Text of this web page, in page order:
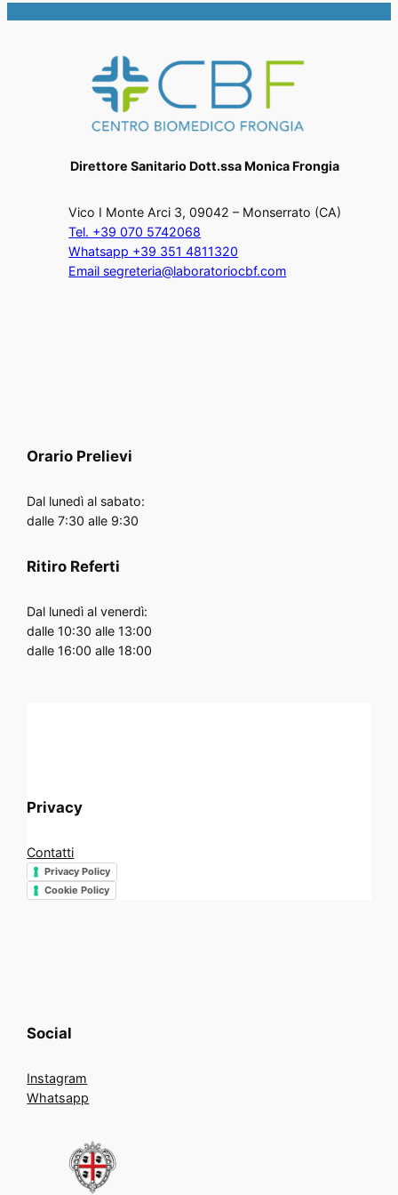
Direttore Sanitario Dott.ssa Monica Frongia
Vico I Monte Arci 3, 09042 – Monserrato (CA)
Tel. +39 070 5742068
Whatsapp +39 351 4811320
Email segreteria@laboratoriocbf.com
Orario Prelievi
Dal lunedì al sabato:
dalle 7:30 alle 9:30
Ritiro Referti
Dal lunedì al venerdì:
dalle 10:30 alle 13:00
dalle 16:00 alle 18:00
Privacy
Contatti
Privacy Policy
Cookie Policy
Social
Instagram
Whatsapp